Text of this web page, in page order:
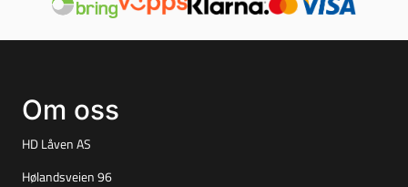
Om oss
HD Låven AS
Hølandsveien 96